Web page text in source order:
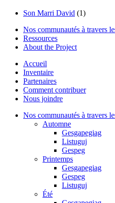
Son Marri David (1)
Nos communautés à travers
Ressources
About the Project
Accueil
Inventaire
Partenaires
Comment contribuer
Nous joindre
Nos communautés à travers
Automne
Gesgapegiag
Listuguj
Gespeg
Printemps
Gesgapegiag
Gespeg
Listuguj
Été